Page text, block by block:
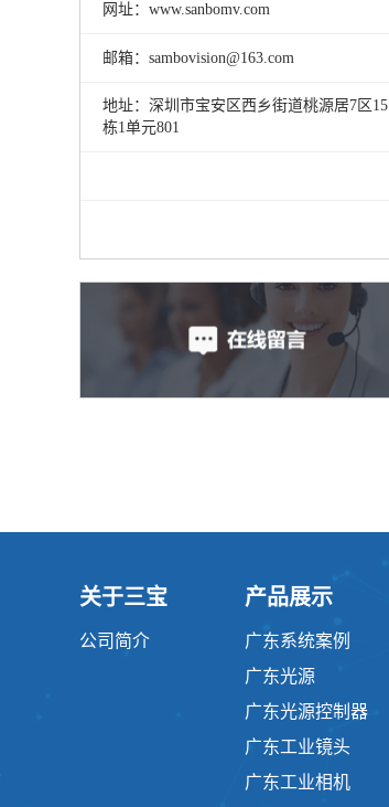
网址：www.sanbomv.com
邮箱：sambovision@163.com
地址：深圳市宝安区西乡街道桃源居7区15
栋1单元801
关于三宝
公司简介
产品展示
广东系统案例
广东光源
广东光源控制器
广东工业镜头
广东工业相机